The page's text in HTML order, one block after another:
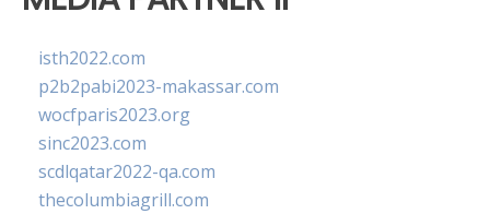
isth2022.com
p2b2pabi2023-makassar.com
wocfparis2023.org
sinc2023.com
scdlqatar2022-qa.com
thecolumbiagrill.com